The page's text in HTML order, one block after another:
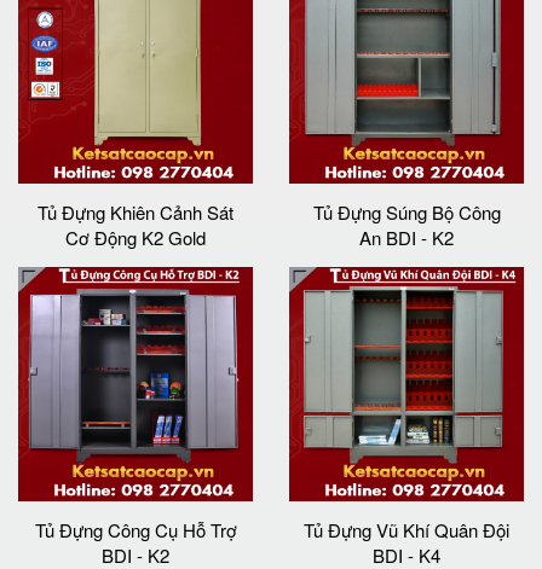
Tủ Đựng Khiên Cảnh Sát
Cơ Động K2 Gold
Tủ Đựng Súng Bộ Công
An BDI - K2
Tủ Đựng Công Cụ Hỗ Trợ
BDI - K2
Tủ Đựng Vũ Khí Quân Đội
BDI - K4